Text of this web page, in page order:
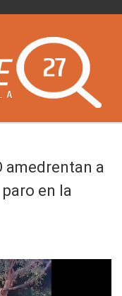
amedrentan a
en la